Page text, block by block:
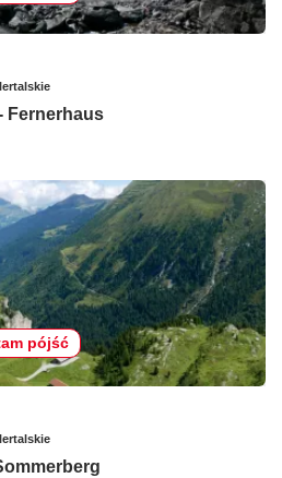
Fernerhaus
pójść